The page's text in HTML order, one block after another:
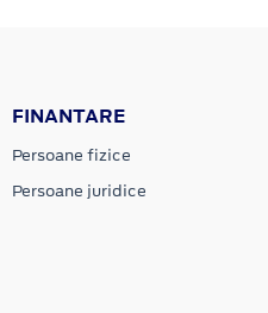
FINANTARE
Persoane fizice
Persoane juridice